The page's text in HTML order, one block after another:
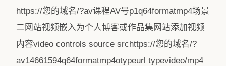
https://您的域名/?av课程AV号p1q64formatmp4场景
二网站视频嵌入为个人博客或作品集网站添加视频
内容video controls source srchttps://您的域名/?
av14661594q64formatmp4otypeurl typevideo/mp4